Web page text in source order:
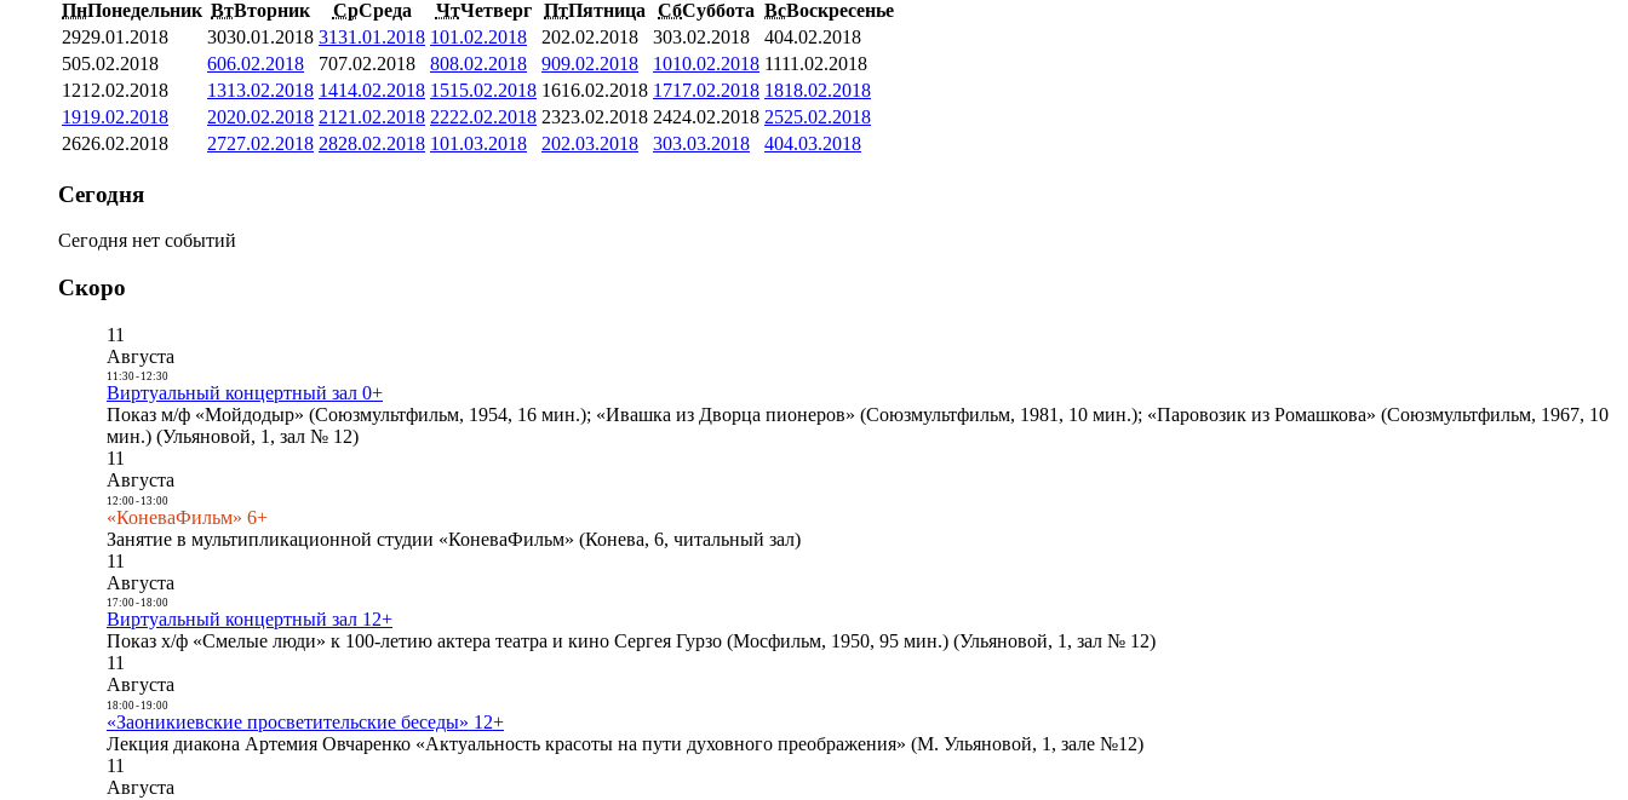
ПнПонедельник ВтВторник СрСреда ЧтЧетверг ПтПятница СбСуббота ВсВоскресенье
2929.01.2018 3030.01.2018 3131.01.2018 101.02.2018 202.02.2018 303.02.2018 404.02.2018
505.02.2018 606.02.2018 707.02.2018 808.02.2018 909.02.2018 1010.02.2018 1111.02.2018
1212.02.2018 1313.02.2018 1414.02.2018 1515.02.2018 1616.02.2018 1717.02.2018 1818.02.2018
1919.02.2018 2020.02.2018 21 21.02.2018 2222.02.2018 2323.02.2018 2424.02.2018 2525.02.2018
2626.02.2018 2727.02.2018 2828.02.2018 101.03.2018 202.03.2018 303.03.2018 404.03.2018
Сегодня
Сегодня нет событий
Скоро
11
Августа
11:30- 12:30
Виртуальный концертный зал 0+
Показ м/ф «Мойдодыр» (Союзмультфильм, 1954, 16 мин.); «Ивашка из Дворца пионеров» (Союзмультфильм, 1981, 10 мин.); «Паровозик из Ромашкова» (Союзмультфильм, 1967, 10
мин.) (Ульяновой, 1, зал № 12)
11
Августа
12:00- 13:00
«КоневаФильм» 6+
Занятие в мультипликационной студии «КоневаФильм» (Конева, 6, читальный зал)
11
Августа
17:00- 18:00
Виртуальный концертный зал 12+
Показ х/ф «Смелые люди» к 100-летию актера театра и кино Сергея Гурзо (Мосфильм, 1950, 95 мин.) (Ульяновой, 1, зал № 12)
11
Августа
18:00- 19:00
«Заоникиевские просветительские беседы» 12+
Лекция диакона Артемия Овчаренко «Актуальность красоты на пути духовного преображения» (М. Ульяновой, 1, зале №12)
11
Августа